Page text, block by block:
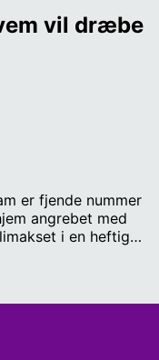
vil dræbe
er fjende nummer
angrebet med
i en heftig
/ Speak: